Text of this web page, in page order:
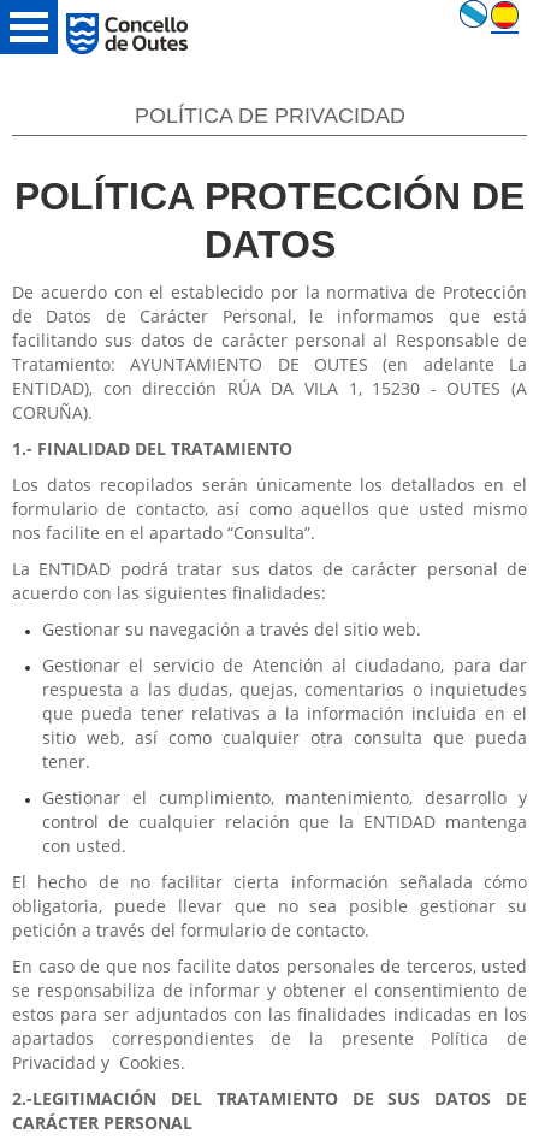
POLÍTICA DE PRIVACIDAD
POLÍTICA PROTECCIÓN DE
DATOS
De acuerdo con el establecido por la normativa de Protección
de Datos de Carácter Personal, le informamos que está
facilitando sus datos de carácter personal al Responsable de
Tratamiento: AYUNTAMIENTO DE OUTES (en adelante La
ENTIDAD), con dirección RÚA DA VILA 1, 15230 - OUTES (A
CORUÑA).
1.- FINALIDAD DEL TRATAMIENTO
Los datos recopilados serán únicamente los detallados en el
formulario de contacto, así como aquellos que usted mismo
nos facilite en el apartado “Consulta”.
La ENTIDAD podrá tratar sus datos de carácter personal de
acuerdo con las siguientes finalidades:
Gestionar su navegación a través del sitio web.
Gestionar el servicio de Atención al ciudadano, para dar
respuesta a las dudas, quejas, comentarios o inquietudes
que pueda tener relativas a la información incluida en el
sitio web, así como cualquier otra consulta que pueda
tener.
Gestionar el cumplimiento, mantenimiento, desarrollo y
control de cualquier relación que la ENTIDAD mantenga
con usted.
El hecho de no facilitar cierta información señalada cómo
obligatoria, puede llevar que no sea posible gestionar su
petición a través del formulario de contacto.
En caso de que nos facilite datos personales de terceros, usted
se responsabiliza de informar y obtener el consentimiento de
estos para ser adjuntados con las finalidades indicadas en los
apartados correspondientes de la presente Política de
Privacidad y Cookies.
2.-LEGITIMACIÓN DEL TRATAMIENTO DE SUS DATOS DE
CARÁCTER PERSONAL